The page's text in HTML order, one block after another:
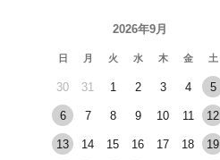
2026年9月
日 月 火 水 木 金 土
30 31 1 2 3 4 5
6 7 8 9 10 11 12
13 14 15 16 17 18 19